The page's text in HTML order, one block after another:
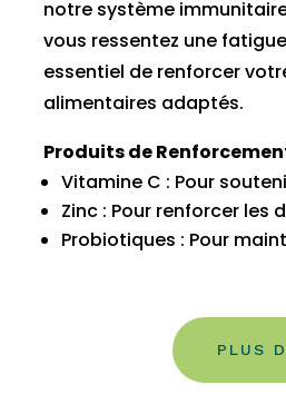
notre système
vous ressentez une
essentiel de renforcer
alimentaires adaptés.
Produits de
Vitamine C : Pour
Zinc : Pour renforcer les
Probiotiques : Pour
PLUS